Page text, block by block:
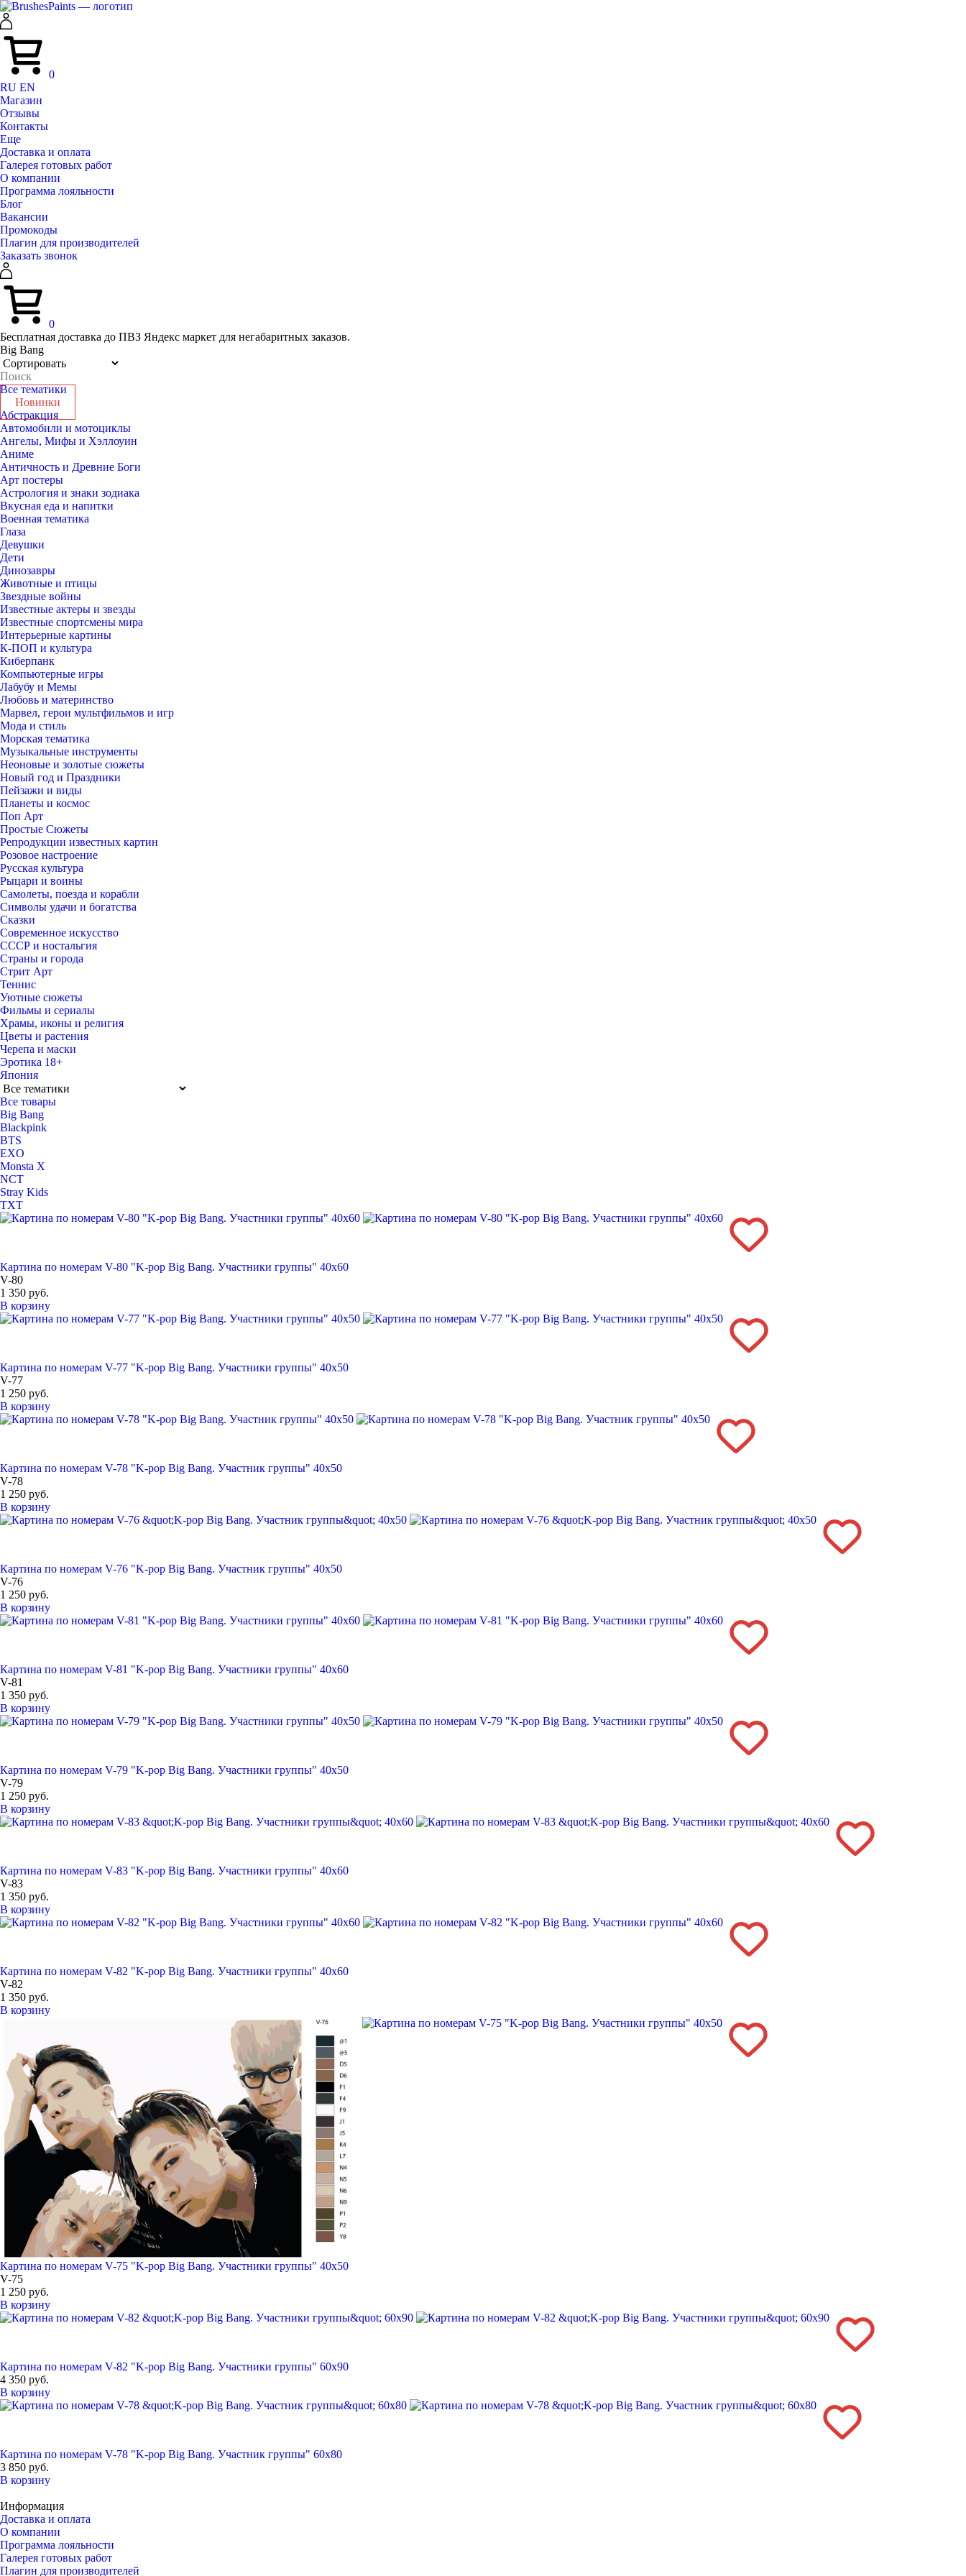
0
RU EN
Магазин
Отзывы
Контакты
Еще
Доставка и оплата
Галерея готовых работ
О компании
Программа лояльности
Блог
Вакансии
Промокоды
Плагин для производителей
Заказать звонок
0
Бесплатная доставка до ПВЗ Яндекс маркет для негабаритных заказов.
Big Bang
Все тематики
Новинки
Абстракция
Автомобили и мотоциклы
Ангелы, Мифы и Хэллоуин
Аниме
Античность и Древние Боги
Арт постеры
Астрология и знаки зодиака
Вкусная еда и напитки
Военная тематика
Глаза
Девушки
Дети
Динозавры
Животные и птицы
Звездные войны
Известные актеры и звезды
Известные спортсмены мира
Интерьерные картины
К-ПОП и культура
Киберпанк
Компьютерные игры
Лабубу и Мемы
Любовь и материнство
Марвел, герои мультфильмов и игр
Мода и стиль
Морская тематика
Музыкальные инструменты
Неоновые и золотые сюжеты
Новый год и Праздники
Пейзажи и виды
Планеты и космос
Поп Арт
Простые Сюжеты
Репродукции известных картин
Розовое настроение
Русская культура
Рыцари и воины
Самолеты, поезда и корабли
Символы удачи и богатства
Сказки
Современное искусство
СССР и ностальгия
Страны и города
Стрит Арт
Теннис
Уютные сюжеты
Фильмы и сериалы
Храмы, иконы и религия
Цветы и растения
Черепа и маски
Эротика 18+
Япония
Все товары
Big Bang
Blackpink
BTS
EXO
Monsta X
NCT
Stray Kids
TXT
Картина по номерам V-80 "K-pop Big Bang. Участники группы" 40х60
V-80
1 350 руб.
В корзину
Картина по номерам V-77 "K-pop Big Bang. Участники группы" 40х50
V-77
1 250 руб.
В корзину
Картина по номерам V-78 "K-pop Big Bang. Участник группы" 40х50
V-78
1 250 руб.
В корзину
Картина по номерам V-76 "K-pop Big Bang. Участник группы" 40х50
V-76
1 250 руб.
В корзину
Картина по номерам V-81 "K-pop Big Bang. Участники группы" 40х60
V-81
1 350 руб.
В корзину
Картина по номерам V-79 "K-pop Big Bang. Участники группы" 40х50
V-79
1 250 руб.
В корзину
Картина по номерам V-83 "K-pop Big Bang. Участники группы" 40х60
V-83
1 350 руб.
В корзину
Картина по номерам V-82 "K-pop Big Bang. Участники группы" 40х60
V-82
1 350 руб.
В корзину
Картина по номерам V-75 "K-pop Big Bang. Участники группы" 40х50
V-75
1 250 руб.
В корзину
Картина по номерам V-82 "K-pop Big Bang. Участники группы" 60х90
4 350 руб.
В корзину
Картина по номерам V-78 "K-pop Big Bang. Участник группы" 60х80
3 850 руб.
В корзину
Информация
Доставка и оплата
О компании
Программа лояльности
Галерея готовых работ
Плагин для производителей